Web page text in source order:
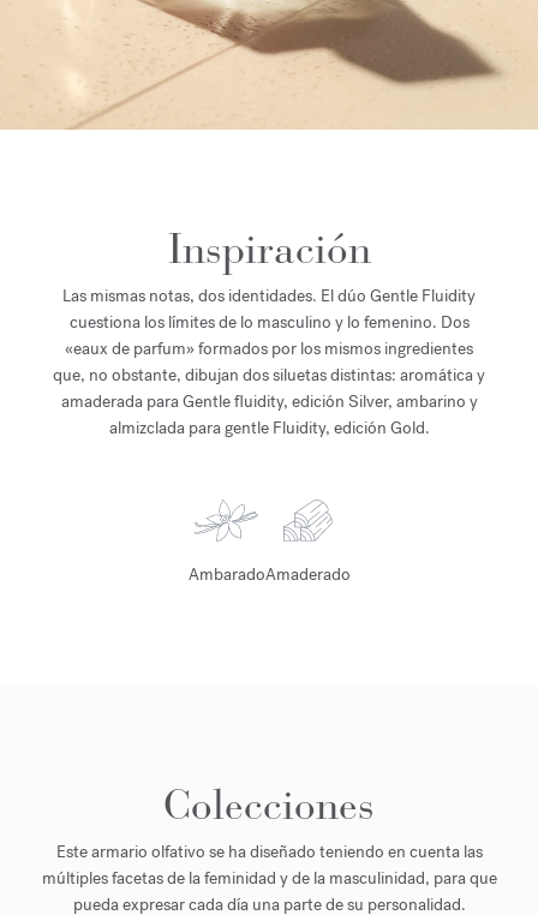
Inspiración
Las mismas notas, dos identidades. El dúo Gentle Fluidity
cuestiona los límites de lo masculino y lo femenino. Dos
«eaux de parfum» formados por los mismos ingredientes
que, no obstante, dibujan dos siluetas distintas: aromática y
amaderada para Gentle fluidity, edición Silver, ambarino y
almizclada para gentle Fluidity, edición Gold.
AmbaradoAmaderado
Colecciones
Este armario olfativo se ha diseñado teniendo en cuenta las
múltiples facetas de la feminidad y de la masculinidad, para que
pueda expresar cada día una parte de su personalidad.